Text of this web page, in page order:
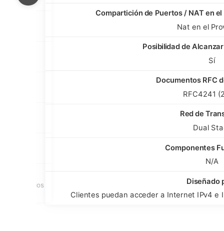
escenarios
Compartición de Puertos / NAT en
Nat en el
Posibilidad de
Sí
Documentos RFC
RFC4241
Red de
Dual
Componentes
N/A
Diseñado
Clientes puedan acceder a Internet IPv4 e